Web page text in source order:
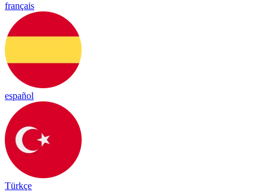
français
español
Türkçe